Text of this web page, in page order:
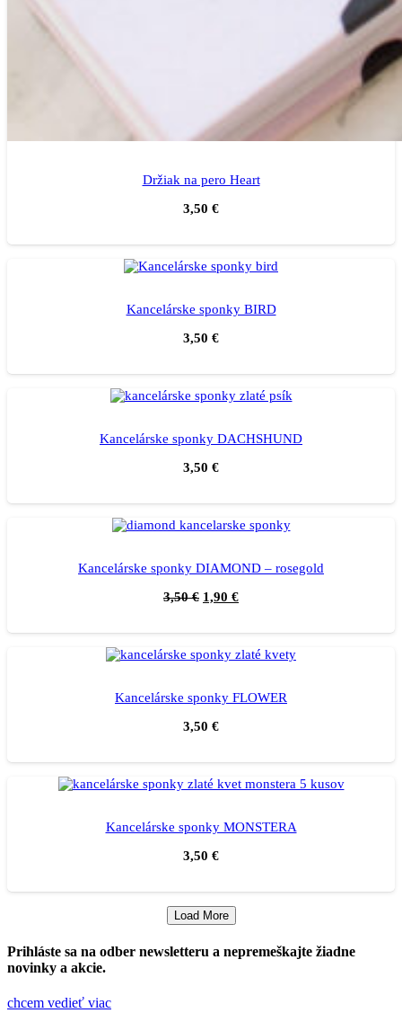
Držiak na pero Heart
3,50 €
Kancelárske sponky BIRD
3,50 €
Kancelárske sponky DACHSHUND
3,50 €
Kancelárske sponky DIAMOND – rosegold
3,50€ 1,90 €
Kancelárske sponky FLOWER
3,50 €
Kancelárske sponky MONSTERA
3,50 €
Load More
Prihláste sa na odber newsletteru a nepremeškajte žiadne
novinky a akcie.
chcem vedieť viac